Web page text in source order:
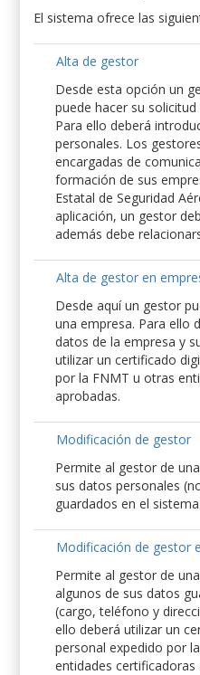
El sistema ofrece las
Alta de gestor
Desde esta opción un
puede hacer su
Para ello deberá
personales. Los
encargadas de
formación de sus
Estatal de Seguridad
aplicación, un gestor
además debe
Alta de gestor en
Desde aquí un gestor
una empresa. Para ello
datos de la empresa y
utilizar un certificado
por la FNMT u otras
aprobadas.
Modificación de gestor
Permite al gestor de
sus datos personales
guardados en el sistema.
Modificación de gestor
Permite al gestor de
algunos de sus datos
(cargo, teléfono y
ello deberá utilizar un
personal expedido por
entidades certificadoras